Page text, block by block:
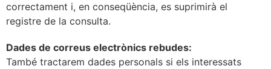
correctament i, en conseqüència, es suprimirà el
registre de la consulta.
Dades de correus electrònics rebudes:
També tractarem dades personals si els interessats